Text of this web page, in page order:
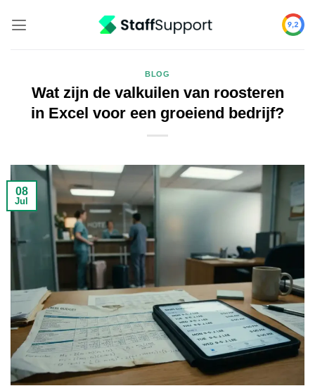
BLOG
Wat zijn de valkuilen van roosteren
in Excel voor een groeiend bedrijf?
08
Jul